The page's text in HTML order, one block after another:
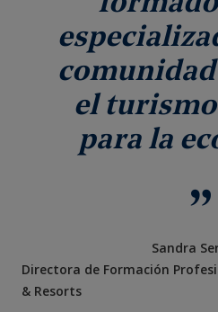
comunidad
el turismo
para la
Sandra
Directora de Formación
& Resorts